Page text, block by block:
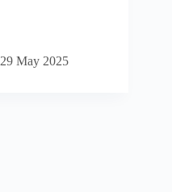
29 May 2025